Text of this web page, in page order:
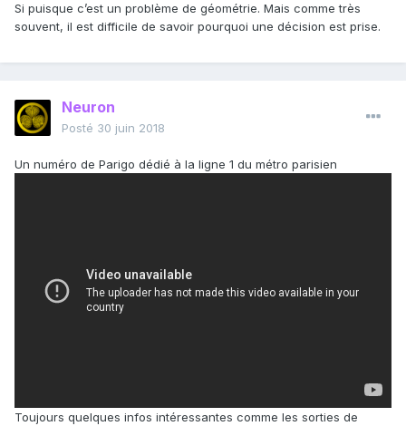
Si puisque c’est un problème de géométrie. Mais comme très
souvent, il est difficile de savoir pourquoi une décision est prise.
Neuron
Posté 30 juin 2018
Un numéro de Parigo dédié à la ligne 1 du métro parisien
Toujours quelques infos intéressantes comme les sorties de